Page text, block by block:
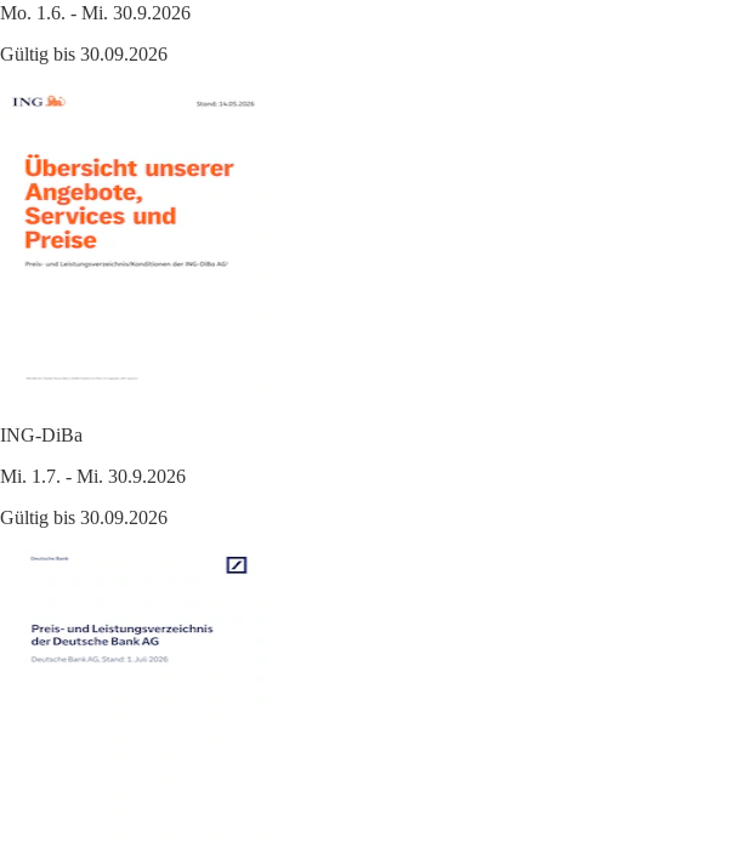
Mo. 1.6. - Mi. 30.9.2026
Gültig bis 30.09.2026
ING-DiBa
Mi. 1.7. - Mi. 30.9.2026
Gültig bis 30.09.2026